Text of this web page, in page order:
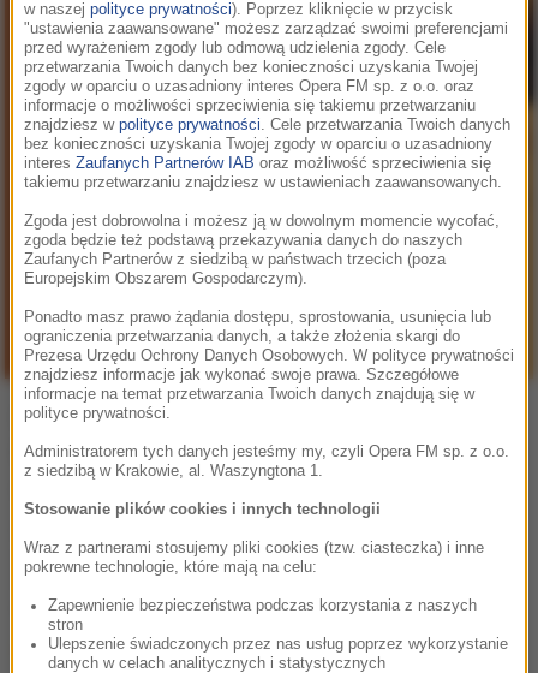
Kerala J. Snyder - "DIETERICH
BUXTEHUDE. Życie, twórczość, praktyka
wykonawcza"
ważniejszych organistów i kompozytorów doby baroku. Jego
lubeckie Abendmusiken należą do pierwszych
organizowanych koncertów, jakie znamy współcześnie....
czytaj więcej
w naszej polityce prywatności). Poprzez kliknięcie w przycisk
"ustawienia zaawansowane" możesz zarządzać swoimi preferencjami
przed wyrażeniem zgody lub odmową udzielenia zgody. Cele
przetwarzania Twoich danych bez konieczności uzyskania Twojej
zgody w oparciu o uzasadniony interes Opera FM sp. z o.o. oraz
informacje o możliwości sprzeciwienia się takiemu przetwarzaniu
znajdziesz w polityce prywatności. Cele przetwarzania Twoich danych
bez konieczności uzyskania Twojej zgody w oparciu o uzasadniony
interes Zaufanych Partnerów IAB oraz możliwość sprzeciwienia się
takiemu przetwarzaniu znajdziesz w ustawieniach zaawansowanych.
Zgoda jest dobrowolna i możesz ją w dowolnym momencie wycofać,
zgoda będzie też podstawą przekazywania danych do naszych
Zaufanych Partnerów z siedzibą w państwach trzecich (poza
Europejskim Obszarem Gospodarczym).
Ponadto masz prawo żądania dostępu, sprostowania, usunięcia lub
ograniczenia przetwarzania danych, a także złożenia skargi do
Prezesa Urzędu Ochrony Danych Osobowych. W polityce prywatności
znajdziesz informacje jak wykonać swoje prawa. Szczegółowe
informacje na temat przetwarzania Twoich danych znajdują się w
polityce prywatności.
Administratorem tych danych jesteśmy my, czyli Opera FM sp. z o.o.
z siedzibą w Krakowie, al. Waszyngtona 1.
Stosowanie plików cookies i innych technologii
Wraz z partnerami stosujemy pliki cookies (tzw. ciasteczka) i inne
pokrewne technologie, które mają na celu:
Zapewnienie bezpieczeństwa podczas korzystania z naszych
stron
Ulepszenie świadczonych przez nas usług poprzez wykorzystanie
danych w celach analitycznych i statystycznych